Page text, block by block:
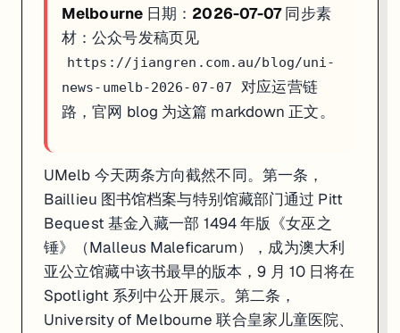
Melbourne日期： 2026-07-07同步素
材：公众号发稿页见
https://jiangren.com.au/blog/uni-
news-umelb-2026-07-07
对应运营链
路，官网 blog 为这篇 markdown 正文。
UMelb 今天两条方向截然不同。第一条，
Baillieu 图书馆档案与特别馆藏部门通过 Pitt
Bequest 基金入藏一部 1494 年版《女巫之
锤》（Malleus Maleficarum），成为澳大利
亚公立馆藏中该书最早的版本，9 月 10 日将在
Spotlight 系列中公开展示。第二条，
University of Melbourne 联合皇家儿童医院、